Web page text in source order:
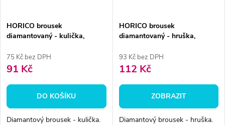
HORICO brousek
diamantovaný - kulička,
75 Kč bez DPH
91 Kč
DO KOŠÍKU
Diamantový brousek - kulička.
HORICO brousek
diamantovaný - hruška,
93 Kč bez DPH
112 Kč
ZOBRAZIT
Diamantový brousek - hruška.